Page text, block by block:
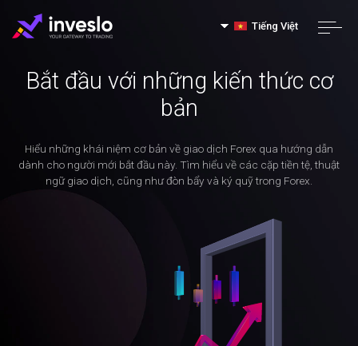
Tiếng Việt
Bắt đầu với những kiến thức cơ
bản
Hiểu những khái niệm cơ bản về giao dịch Forex qua hướng dẫn
dành cho người mới bắt đầu này. Tìm hiểu về các cặp tiền tệ, thuật
ngữ giao dịch, cũng như đòn bẩy và ký quỹ trong Forex.